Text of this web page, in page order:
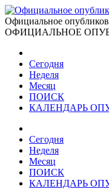
Официальное
ОФИЦИАЛЬНОЕ
Сегодня
Неделя
Месяц
ПОИСК
КАЛЕНДАРЬ
Сегодня
Неделя
Месяц
ПОИСК
КАЛЕНДАРЬ